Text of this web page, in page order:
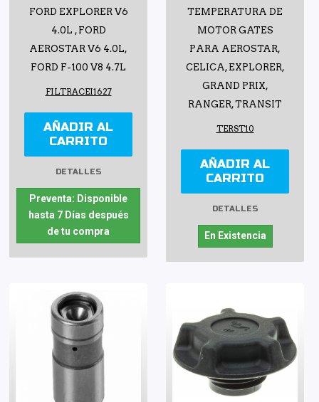
FORD EXPLORER V6
4.0L , FORD
AEROSTAR V6 4.0L,
FORD F-100 V8 4.7L
FILTRACEI1627
AÑADIR AL
CARRITO
DETALLES
Preventa: Disponible
hasta 7 Días después
de tu compra
TEMPERATURA DE
MOTOR GATES
PARA AEROSTAR,
CELICA, EXPLORER,
GRAND PRIX,
RANGER, TRANSIT
TERST10
AÑADIR AL
CARRITO
DETALLES
En Existencia